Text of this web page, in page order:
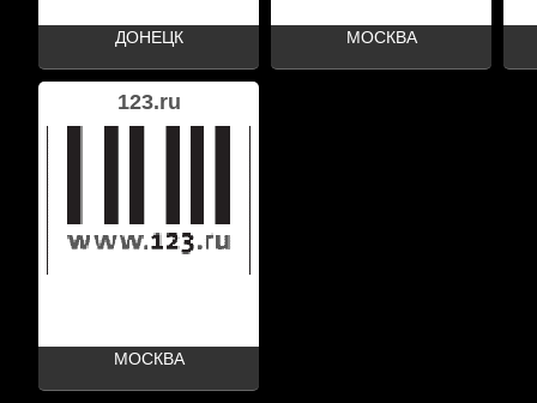
ДОНЕЦК МОСКВА
123.ru
МОСКВА